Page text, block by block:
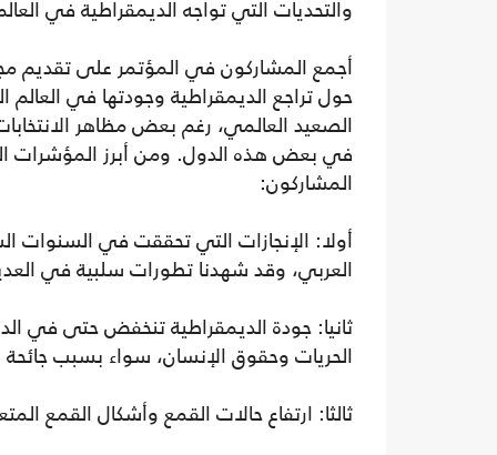
والتحديات التي تواجه الديمقراطية في
أجمع المشاركون في المؤتمر على تقديم
حول تراجع الديمقراطية وجودتها في
الصعيد العالمي، رغم بعض مظاهر
في بعض هذه الدول. ومن أبرز المؤشرات
المشاركون:
أولا: الإنجازات التي تحققت في السنوات
العربي، وقد شهدنا تطورات سلبية في
ثانيا: جودة الديمقراطية تنخفض حتى في
الحريات وحقوق الإنسان، سواء بسبب جائحة
ثالثا: ارتفاع حالات القمع وأشكال القمع